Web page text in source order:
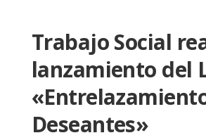
Trabajo Social
lanzamiento del
Deseantes»